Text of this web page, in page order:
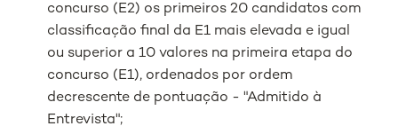
concurso (E2) os primeiros 20 candidatos com
classificação final da E1 mais elevada e igual
ou superior a 10 valores na primeira etapa do
concurso (E1), ordenados por ordem
decrescente de pontuação - "Admitido à
Entrevista";